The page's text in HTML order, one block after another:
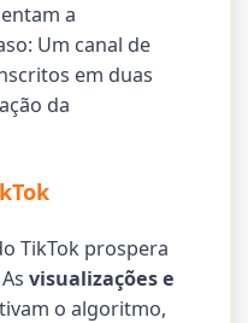
a
Um canal de
em duas
da
TikTok prospera
Asvisualizações e
o algoritmo,